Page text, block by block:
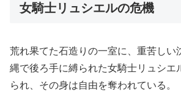
女騎士リュシエルの危機
荒れ果てた石造りの一室に、重苦しい
縄で後ろ手に縛られた女騎士リュシエ
られ、その身は自由を奪われている。